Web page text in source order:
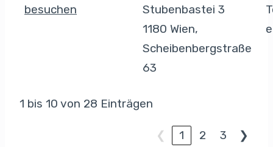
besuchen
Stubenbastei 3
1180 Wien,
Scheibenbergstraße
63
1 bis 10 von 28 Einträgen
❮ 1 2 3 ❯